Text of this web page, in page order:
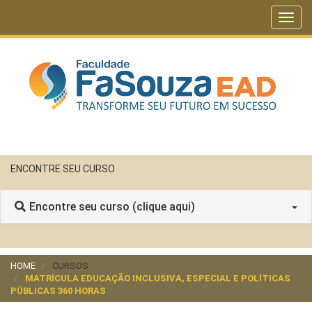
ENCONTRE SEU CURSO
Encontre seu curso (clique aqui)
HOME
CURSOS
MATRÍCULA EDUCAÇÃO INCLUSIVA, ESPECIAL E POLÍTICAS
PÚBLICAS 360 HORAS